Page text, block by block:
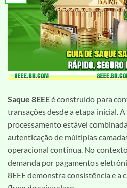
Saque 8EEEé construído para
transações desde a etapa inicial.
processamento estável
autenticação de múltiplas
operacional contínua. No
demanda por pagamentos
8EEE demonstra consistência e a